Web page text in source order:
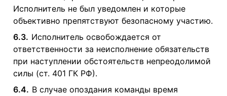
Исполнитель не был уведомлен и которые
объективно препятствуют безопасному участию.
6.3. Исполнитель освобождается от
ответственности за неисполнение обязательств
при наступлении обстоятельств непреодолимой
силы (ст. 401 ГК РФ).
6.4. В случае опоздания команды время